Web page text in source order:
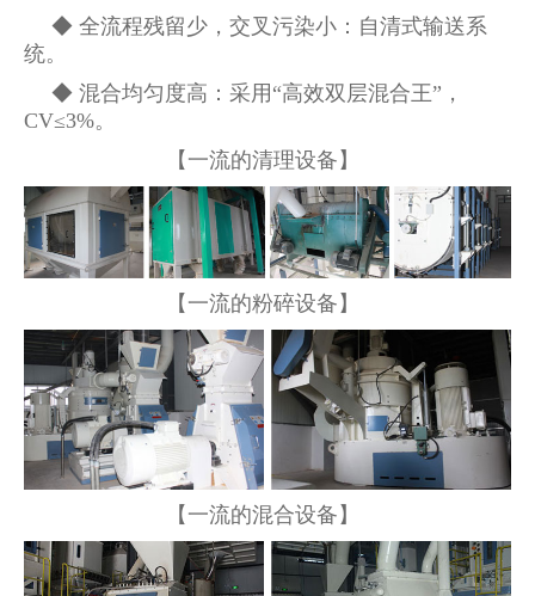
◆ 全流程残留少，交叉污染小：自清式输送系
统。
◆ 混合均匀度高：采用“高效双层混合王”，
CV≤3%。
【一流的清理设备】
【一流的粉碎设备】
【一流的混合设备】